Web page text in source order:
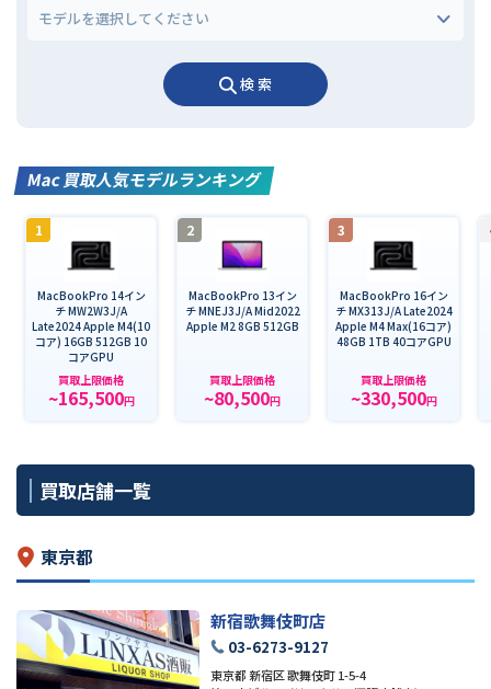
検 索
Mac 買取人気モデルランキング
1
MacBookPro 14イン
チ MW2W3J/A
Late2024 Apple M4(10
コア) 16GB 512GB 10
コアGPU
買取上限価格
~165,500円
2
MacBookPro 13イン
チ MNEJ3J/A Mid2022
Apple M2 8GB 512GB
買取上限価格
~80,500円
3
MacBookPro 16イン
チ MX313J/A Late2024
Apple M4 Max(16コア)
48GB 1TB 40コアGPU
買取上限価格
~330,500円
買取店舗一覧
東京都
新宿歌舞伎町店
03-6273-9127
東京都 新宿区 歌舞伎町 1-5-4